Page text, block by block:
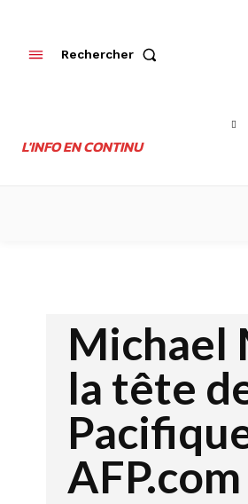
Rechercher
L'INFO EN CONTINU
Michael
la tête
AFP.com